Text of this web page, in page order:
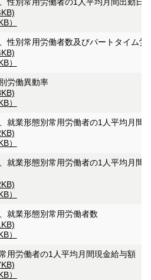
）
性別常用労働者数及びパートタイム
）
労働異動率
）
就業形態別常用労働者の1人平均月間
）
就業形態別常用労働者の1人平均月間
）
就業形態別常用労働者数
）
用労働者の1人平均月間現金給与額
）